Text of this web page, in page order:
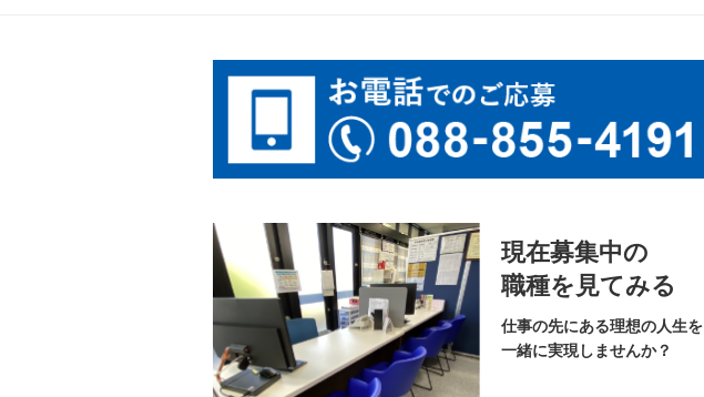
現在募集中の
職種を見てみる
仕事の先にある理想の人生を
一緒に実現しませんか？